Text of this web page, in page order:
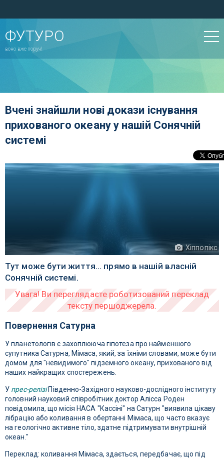
ФУТУРО
воно вже поруч!
Вчені знайшли нові докази існування
прихованого океану у нашій Сонячній
системі
Хіппопікс
Тут може бути життя... прямо в нашій власній
Сонячній системі.
Повернення Сатурна
У планетологів є захоплююча гіпотеза про найменшого
супутника Сатурна, Мімаса, який, за їхніми словами, може бути
домом для "невидимого" підземного океану, прихованого від
наших найкращих спостережень.
У прес-релізіПівденно-Західного науково-дослідного інституту
головний науковий співробітник доктор Алісса Роден
повідомила, що місія НАСА "Кассіні" на Сатурн "виявила цікаву
лібрацію або коливання в обертанні Мімаса, що часто вказує
на геологічно активне тіло, здатне підтримувати внутрішній
океан."
Переклад: коливання Мімаса, здається, передбачає, що під